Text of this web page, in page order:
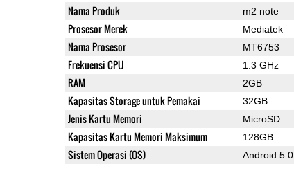
Nama Produk m2 note
Prosesor Merek Mediatek
Nama Prosesor MT6753
Frekuensi CPU 1.3 GHz
RAM 2GB
Kapasitas Storage untuk Pemakai 32GB
Jenis Kartu Memori MicroSD
Kapasitas Kartu Memori Maksimum 128GB
Sistem Operasi (OS) Android 5.0